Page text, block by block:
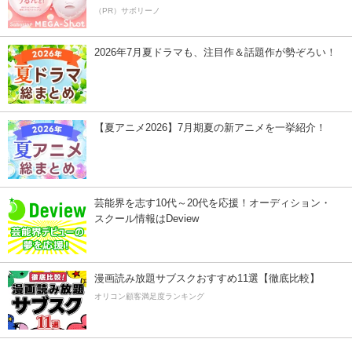
（PR）サボリーノ
2026年7月夏ドラマも、注目作＆話題作が勢ぞろい！
【夏アニメ2026】7月期夏の新アニメを一挙紹介！
芸能界を志す10代～20代を応援！オーディション・
スクール情報はDeview
漫画読み放題サブスクおすすめ11選【徹底比較】
オリコン顧客満足度ランキング